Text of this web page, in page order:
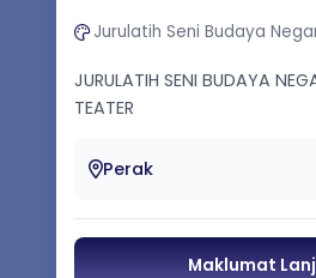
Jurulatih Seni Budaya
JURULATIH SENI BUDAYA
TEATER
Perak
Maklumat